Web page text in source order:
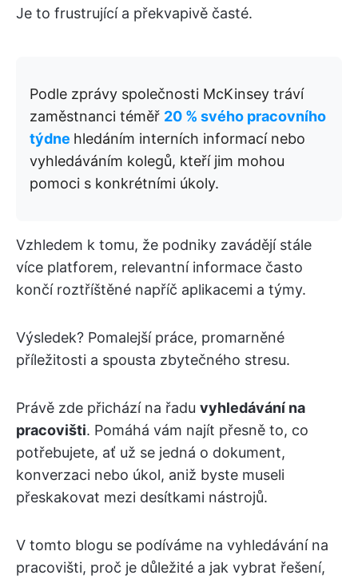
Je to frustrující a překvapivě časté.
Podle zprávy společnosti McKinsey tráví
zaměstnanci téměř 20 % svého pracovního
týdne hledáním interních informací nebo
vyhledáváním kolegů, kteří jim mohou
pomoci s konkrétními úkoly.
Vzhledem k tomu, že podniky zavádějí stále
více platforem, relevantní informace často
končí roztříštěné napříč aplikacemi a týmy.
Výsledek? Pomalejší práce, promarněné
příležitosti a spousta zbytečného stresu.
Právě zde přichází na řadu vyhledávání na
pracovišti. Pomáhá vám najít přesně to, co
potřebujete, ať už se jedná o dokument,
konverzaci nebo úkol, aniž byste museli
přeskakovat mezi desítkami nástrojů.
V tomto blogu se podíváme na vyhledávání na
pracovišti, proč je důležité a jak vybrat řešení,